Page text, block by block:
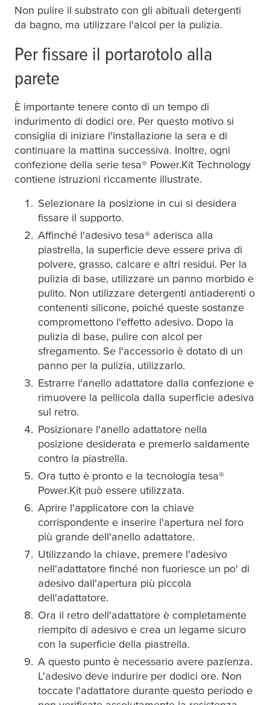
Non pulire il substrato con gli abituali detergenti
da bagno, ma utilizzare l'alcol per la pulizia.
Per fissare il portarotolo alla
parete
È importante tenere conto di un tempo di
indurimento di dodici ore. Per questo motivo si
consiglia di iniziare l'installazione la sera e di
continuare la mattina successiva. Inoltre, ogni
confezione della serie tesa® Power.Kit Technology
contiene istruzioni riccamente illustrate.
Selezionare la posizione in cui si desidera
fissare il supporto.
Affinché l'adesivo tesa® aderisca alla
piastrella, la superficie deve essere priva di
polvere, grasso, calcare e altri residui. Per la
pulizia di base, utilizzare un panno morbido e
pulito. Non utilizzare detergenti antiaderenti o
contenenti silicone, poiché queste sostanze
compromettono l'effetto adesivo. Dopo la
pulizia di base, pulire con alcol per
sfregamento. Se l'accessorio è dotato di un
panno per la pulizia, utilizzarlo.
Estrarre l'anello adattatore dalla confezione e
rimuovere la pellicola dalla superficie adesiva
sul retro.
Posizionare l'anello adattatore nella
posizione desiderata e premerlo saldamente
contro la piastrella.
Ora tutto è pronto e la tecnologia tesa®
Power.Kit può essere utilizzata.
Aprire l'applicatore con la chiave
corrispondente e inserire l'apertura nel foro
più grande dell'anello adattatore.
Utilizzando la chiave, premere l'adesivo
nell'adattatore finché non fuoriesce un po' di
adesivo dall'apertura più piccola
dell'adattatore.
Ora il retro dell'adattatore è completamente
riempito di adesivo e crea un legame sicuro
con la superficie della piastrella.
A questo punto è necessario avere pazienza.
L'adesivo deve indurire per dodici ore. Non
toccate l'adattatore durante questo periodo e